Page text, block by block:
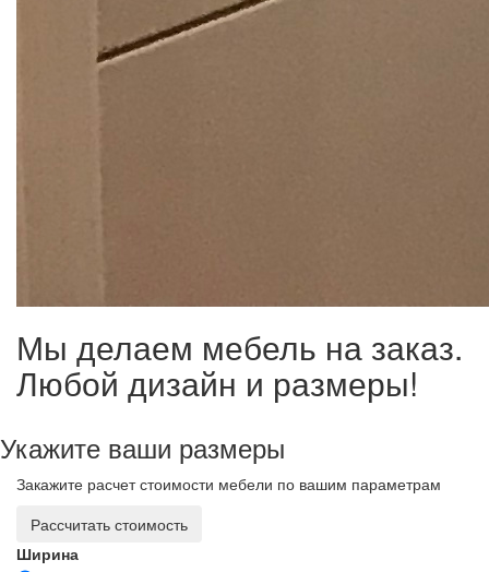
Мы делаем мебель на заказ.
Любой дизайн и размеры!
Укажите ваши размеры
Закажите расчет стоимости мебели по вашим параметрам
Рассчитать стоимость
Ширина